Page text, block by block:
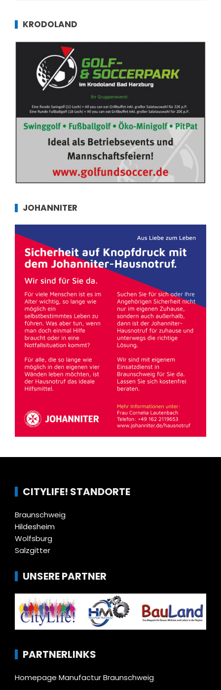
KRODOLAND
JOHANNITER
CITYLIFE! STANDORTE
Braunschweig
Hildesheim
Wolfsburg
Salzgitter
UNSERE PARTNER
PARTNERLINKS
Homepage Manufactur Braunschweig